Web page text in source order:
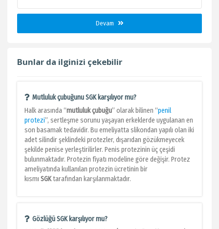
Devam
Bunlar da ilginizi çekebilir
Mutluluk çubuğunu SGK karşılıyor mu?
Halk arasında “mutluluk çubuğu” olarak bilinen “penil
protezi”, sertleşme sorunu yaşayan erkeklerde uygulanan en
son basamak tedavidir. Bu emeliyatta slikondan yapılı olan iki
adet silindir şeklindeki protezler, dışarıdan gözükmeyecek
şekilde penise yerleştirilirler. Penis protezinin üç çeşidi
bulunmaktadır. Protezin fiyatı modeline göre değişir. Protez
ameliyatında kullanılan protezin ücretinin bir
kısmı SGKtarafından karşılanmaktadır.
Gözlüğü SGK karşılıyor mu?